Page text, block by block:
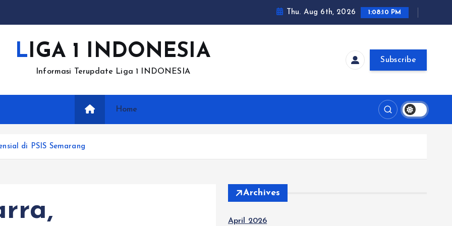
Thu. Aug 6th, 2026 1:08:12 PM
LIGA 1 INDONESIA
Informasi Terupdate Liga 1 INDONESIA
Subscribe
Home
di PSIS Semarang
Archives
April 2026